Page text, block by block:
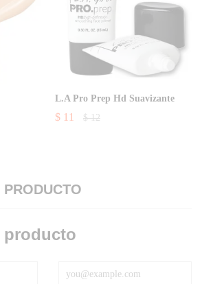
L.A Pro Prep Hd Suavizante
$ 11 $12
PRODUCTO
producto